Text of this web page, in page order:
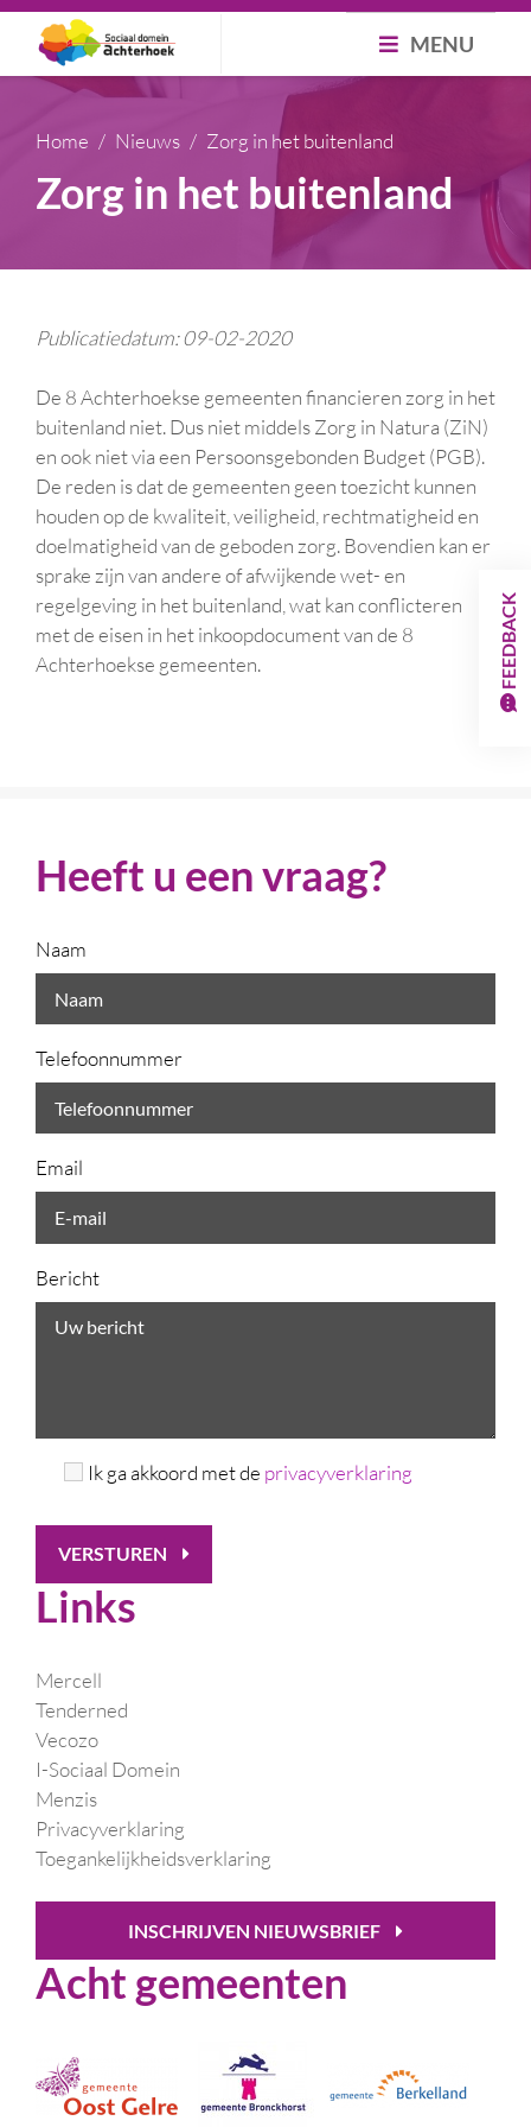
MENU
Home Nieuws Zorg in het buitenland
Zorg in het buitenland
Publicatiedatum: 09-02-2020
De 8 Achterhoekse gemeenten financieren zorg in het
buitenland niet. Dus niet middels Zorg in Natura (ZiN)
en ook niet via een Persoonsgebonden Budget (PGB).
De reden is dat de gemeenten geen toezicht kunnen
houden op de kwaliteit, veiligheid, rechtmatigheid en
doelmatigheid van de geboden zorg. Bovendien kan er
sprake zijn van andere of afwijkende wet- en
regelgeving in het buitenland, wat kan conflicteren
met de eisen in het inkoopdocument van de 8
Achterhoekse gemeenten.
Heeft u een vraag?
Naam
Telefoonnummer
Email
Bericht
Ik ga akkoord met de privacyverklaring
VERSTUREN
Links
Mercell
Tenderned
Vecozo
I-Sociaal Domein
Menzis
Privacyverklaring
Toegankelijkheidsverklaring
INSCHRIJVEN NIEUWSBRIEF
Acht gemeenten
FEEDBACK